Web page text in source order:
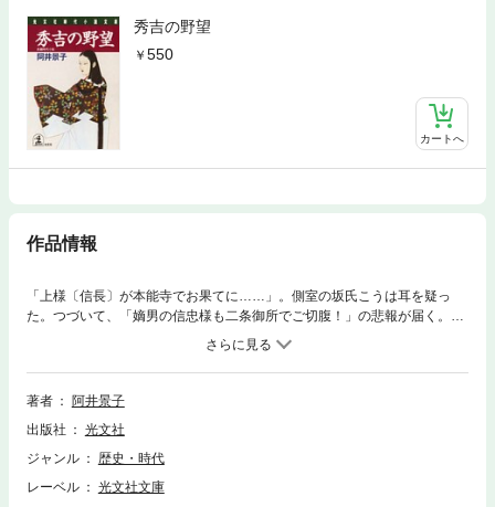
秀吉の野望
550
カートへ
作品情報
「上様〔信長〕が本能寺でお果てに……」。側室の坂氏こうは耳を疑っ
た。つづいて、「嫡男の信忠様も二条御所でご切腹！」の悲報が届く。明
智光秀の謀叛だ。信長の正室に子供はなく、側室・生駒の方に信雄、こう
に信孝という男子が残された。二人の嗣立争いは絶対に避け難い。こうは
織田一族の崩壊を恐れた。だが、狡猾な秀吉の野望がその不安を衝く。ほ
か三編収録。
著者
阿井景子
出版社
光文社
ジャンル
歴史・時代
レーベル
光文社文庫